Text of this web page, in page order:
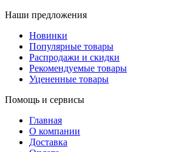
Наши предложения
Новинки
Популярные товары
Распродажи и скидки
Рекомендуемые товары
Уцененные товары
Помощь и сервисы
Главная
О компании
Доставка